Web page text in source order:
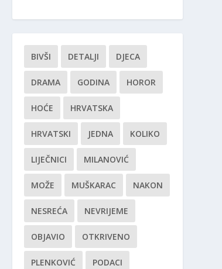
BIVŠI DETALJI DJECA
DRAMA GODINA HOROR
HOĆE HRVATSKA
HRVATSKI JEDNA KOLIKO
LIJEČNICI MILANOVIĆ
MOŽE MUŠKARAC NAKON
NESREĆA NEVRIJEME
OBJAVIO OTKRIVENO
PLENKOVIĆ PODACI